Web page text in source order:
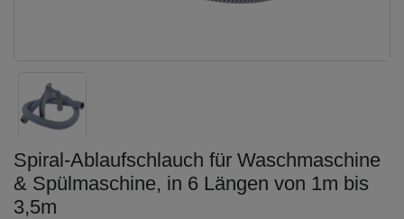
Spiral-Ablaufschlauch für Waschmaschine
& Spülmaschine, in 6 Längen von 1m bis
3,5m